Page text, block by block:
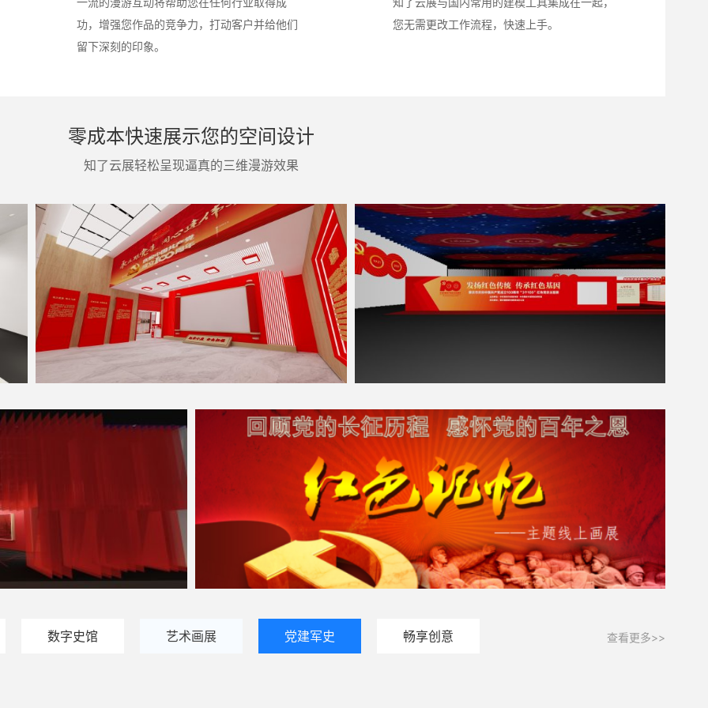
零成本快速展示您的空间设计
知了云展轻松呈现逼真的三维漫游效果
功，增强您作品的竞争力，打动客户并给他们
留下深刻的印象。
您无需更改工作流程，快速上手。
数字史馆 艺术画展 党建军史 畅享创意 查看更多>>